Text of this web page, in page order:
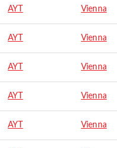
AYT Vienna
AYT Vienna
AYT Vienna
AYT Vienna
AYT Vienna